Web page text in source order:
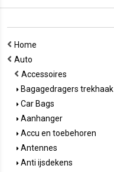
Home
Auto
Accessoires
Bagagedragers trekhaak
Car Bags
Aanhanger
Accu en toebehoren
Antennes
Anti ijsdekens